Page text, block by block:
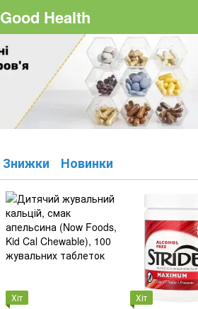
Good Health
Знижки Новинки
Хіт Хіт